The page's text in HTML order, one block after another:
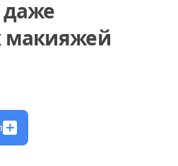
даже
макияжей